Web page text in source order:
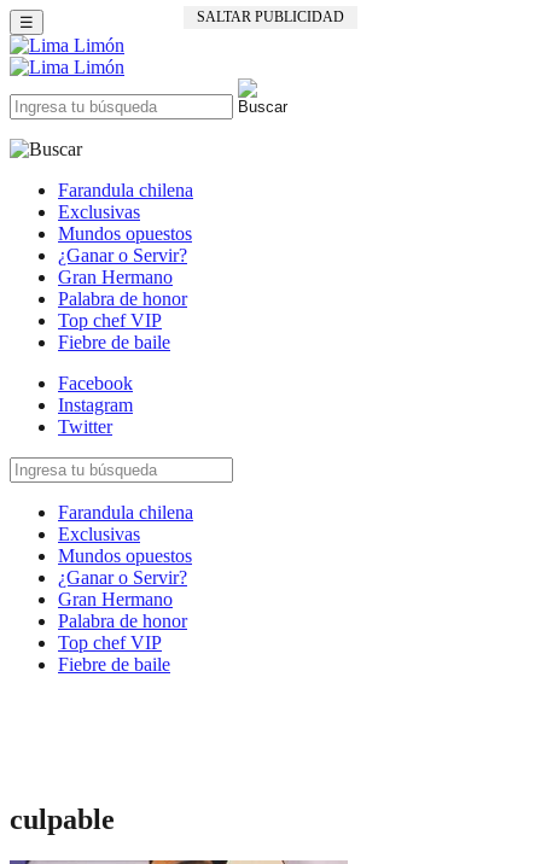
SALTAR PUBLICIDAD
☰
Farandula chilena
Exclusivas
Mundos opuestos
¿Ganar o Servir?
Gran Hermano
Palabra de honor
Top chef VIP
Fiebre de baile
Facebook
Instagram
Twitter
Farandula chilena
Exclusivas
Mundos opuestos
¿Ganar o Servir?
Gran Hermano
Palabra de honor
Top chef VIP
Fiebre de baile
culpable